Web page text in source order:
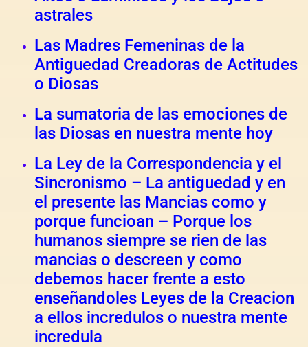
astrales
Las Madres Femeninas de la
Antiguedad Creadoras de Actitudes
o Diosas
La sumatoria de las emociones de
las Diosas en nuestra mente hoy
La Ley de la Correspondencia y el
Sincronismo – La antiguedad y en
el presente las Mancias como y
porque funcioan – Porque los
humanos siempre se rien de las
mancias o descreen y como
debemos hacer frente a esto
enseñandoles Leyes de la Creacion
a ellos incredulos o nuestra mente
incredula